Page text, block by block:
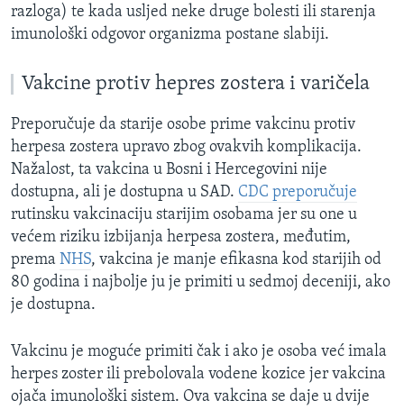
razloga) te kada usljed neke druge bolesti ili starenja
imunološki odgovor organizma postane slabiji.
Vakcine protiv hepres zostera i varičela
Preporučuje da starije osobe prime vakcinu protiv
herpesa zostera upravo zbog ovakvih komplikacija.
Nažalost, ta vakcina u Bosni i Hercegovini nije
dostupna, ali je dostupna u SAD. CDC preporučuje
rutinsku vakcinaciju starijim osobama jer su one u
većem riziku izbijanja herpesa zostera, međutim,
prema NHS, vakcina je manje efikasna kod starijih od
80 godina i najbolje ju je primiti u sedmoj deceniji, ako
je dostupna.
Vakcinu je moguće primiti čak i ako je osoba već imala
herpes zoster ili prebolovala vodene kozice jer vakcina
ojača imunološki sistem. Ova vakcina se daje u dvije